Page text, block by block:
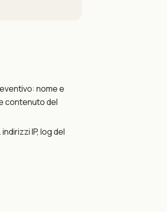
nome e
contenuto del
IP, log del